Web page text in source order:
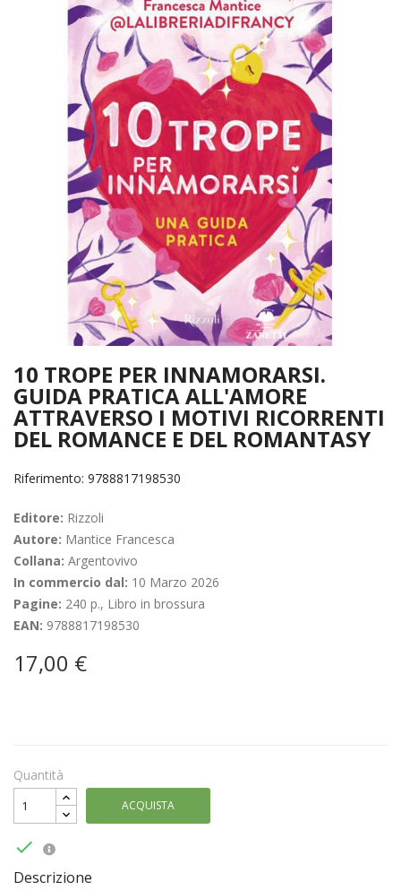
10 TROPE PER INNAMORARSI.
GUIDA PRATICA ALL'AMORE
ATTRAVERSO I MOTIVI RICORRENTI
DEL ROMANCE E DEL ROMANTASY
Riferimento: 9788817198530
Editore: Rizzoli
Autore: Mantice Francesca
Collana: Argentovivo
In commercio dal: 10 Marzo 2026
Pagine: 240 p., Libro in brossura
EAN: 9788817198530
17,00 €
Quantità
ACQUISTA

Descrizione